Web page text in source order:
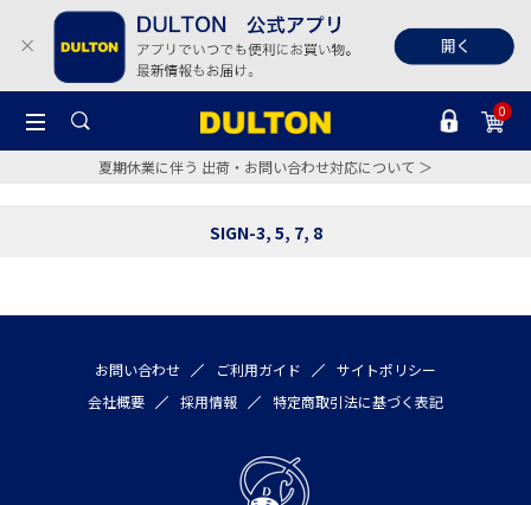
0
夏期休業に伴う 出荷・お問い合わせ対応について ＞
SIGN-3, 5, 7, 8
お問い合わせ ご利用ガイド
サイトポリシー
会社概要
採用情報 特定商取引法に基づく表記